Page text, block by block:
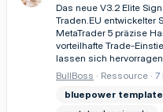
Das neue V3.2 Elite
Traden.EU entwickelter
MetaTrader 5 präzise
vorteilhafte Trade-
lassen sich
BullBoss
Ressource 7
bluepower template